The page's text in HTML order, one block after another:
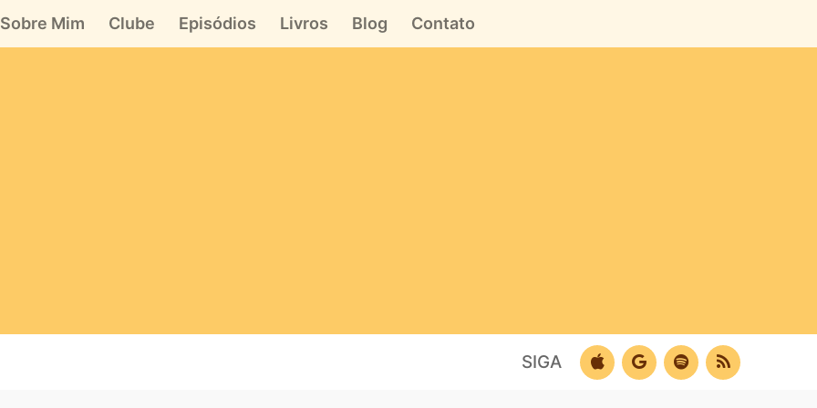
Sobre Mim Clube Episódios Livros Blog Contato
SIGA